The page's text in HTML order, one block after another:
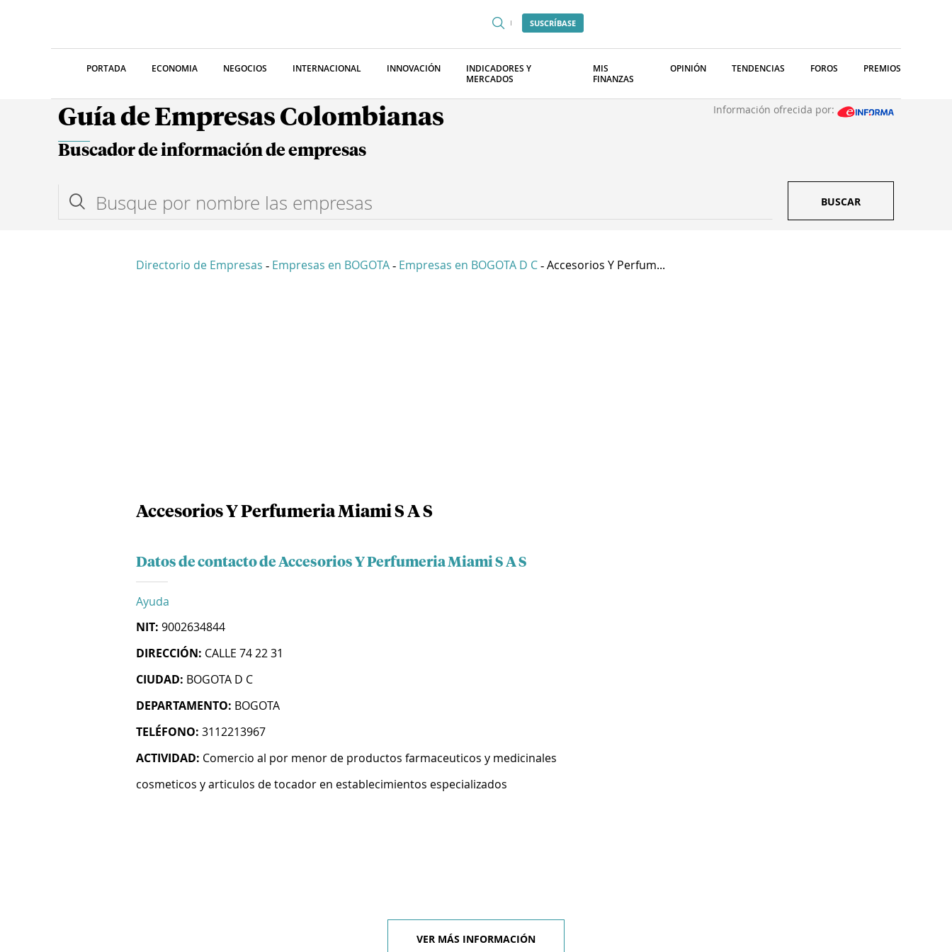
SUSCRÍBASE
PORTADA ECONOMIA NEGOCIOS INTERNACIONAL INNOVACIÓN
INDICADORES Y
MERCADOS
MIS
FINANZAS
OPINIÓN TENDENCIAS FOROS PREMIOS
Guía de Empresas Colombianas Información ofrecida por:
Buscador de información de empresas
BUSCAR
Directorio de Empresas - Empresas en BOGOTA - Empresas en BOGOTA D C - Accesorios Y Perfum...
Accesorios Y Perfumeria Miami S A S
Datos de contacto de Accesorios Y Perfumeria Miami S A S
Ayuda
NIT: 9002634844
DIRECCIÓN: CALLE 74 22 31
CIUDAD: BOGOTA D C
DEPARTAMENTO: BOGOTA
TELÉFONO: 3112213967
ACTIVIDAD: Comercio al por menor de productos farmaceuticos y medicinales
cosmeticos y articulos de tocador en establecimientos especializados
VER MÁS INFORMACIÓN